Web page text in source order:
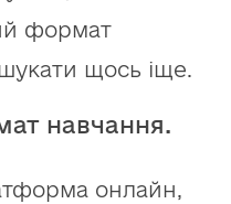
формат
щось іще.
навчання.
онлайн,